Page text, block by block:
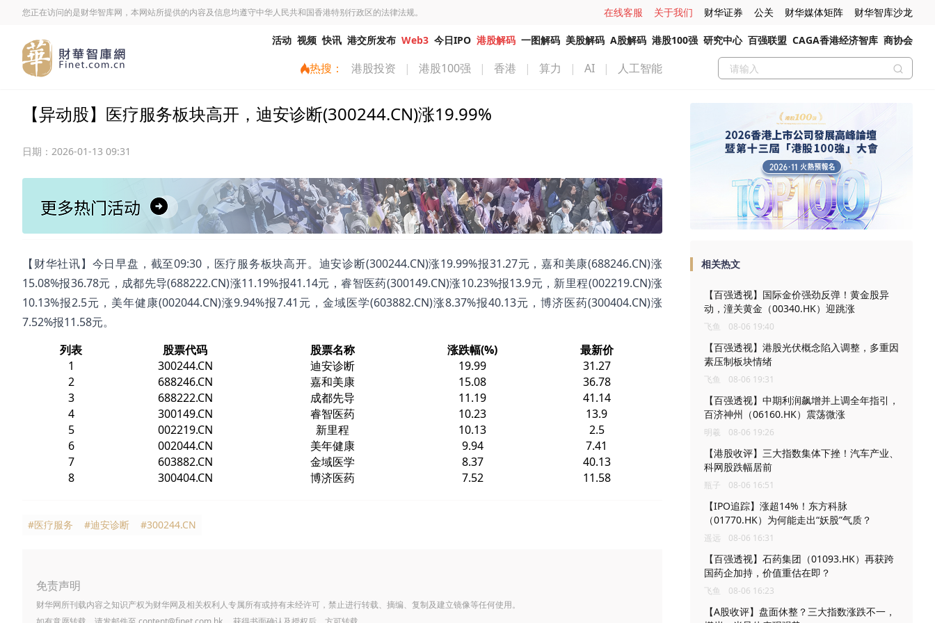
您正在访问的是财华智库网，本网站所提供的内容及信息均遵守中华人民共和国香港特别行政区的法律法规。 在线客服 关于我们 财华证券 公关 财华媒体矩阵 财华智库沙龙
活动 视频 快讯 港交所发布 Web3 今日IPO 港股解码 一图解码 美股解码 A股解码 港股100强 研究中心 百强联盟 CAGA香港经济智库 商协会
热搜： 港股投资 | 港股100强 | 香港 | 算力 | AI | 人工智能
【异动股】医疗服务板块高开，迪安诊断(300244.CN)涨19.99%
日期： 2026-01-13 09:31
【财华社讯】今日早盘，截至09:30，医疗服务板块高开。迪安诊断(300244.CN)涨19.99%报31.27元，嘉和美康(688246.CN)涨
15.08%报36.78元，成都先导(688222.CN)涨11.19%报41.14元，睿智医药(300149.CN)涨10.23%报13.9元，新里程(002219.CN)涨
10.13%报2.5元，美年健康(002044.CN)涨9.94%报7.41元，金域医学(603882.CN)涨8.37%报40.13元，博济医药(300404.CN)涨
7.52%报11.58元。
列表
股票代码 股票名称 涨跌幅(%)
最新价
1
300244.CN 迪安诊断 19.99
31.27
2
688246.CN 嘉和美康 15.08
36.78
3
688222.CN 成都先导 11.19
41.14
4
300149.CN 睿智医药 10.23
13.9
5
002219.CN 新里程 10.13
2.5
6
002044.CN 美年健康 9.94
7.41
7
603882.CN 金域医学 8.37
40.13
8
300404.CN 博济医药 7.52 11.58
#医疗服务 #迪安诊断 #300244.CN
免责声明
财华网所刊载内容之知识产权为财华网及相关权利人专属所有或持有未经许可，禁止进行转载、摘编、复制及建立镜像等任何使用。
相关热文
【百强透视】国际金价强劲反弹！黄金股异
动，潼关黄金（00340.HK）迎跳涨
飞鱼 08-06 19:40
【百强透视】港股光伏概念陷入调整，多重因
素压制板块情绪
飞鱼 08-06 19:31
【百强透视】中期利润飙增并上调全年指引，
百济神州（06160.HK）震荡微涨
明羲 08-06 19:26
【港股收评】三大指数集体下挫！汽车产业、
科网股跌幅居前
瓶子 08-06 16:51
【IPO追踪】涨超14%！东方科脉
（01770.HK）为何能走出“妖股”气质？
遥远 08-06 16:31
【百强透视】石药集团（01093.HK）再获跨
国药企加持，价值重估在即？
飞鱼 08-06 16:23
【A股收评】盘面休整？三大指数涨跌不一，